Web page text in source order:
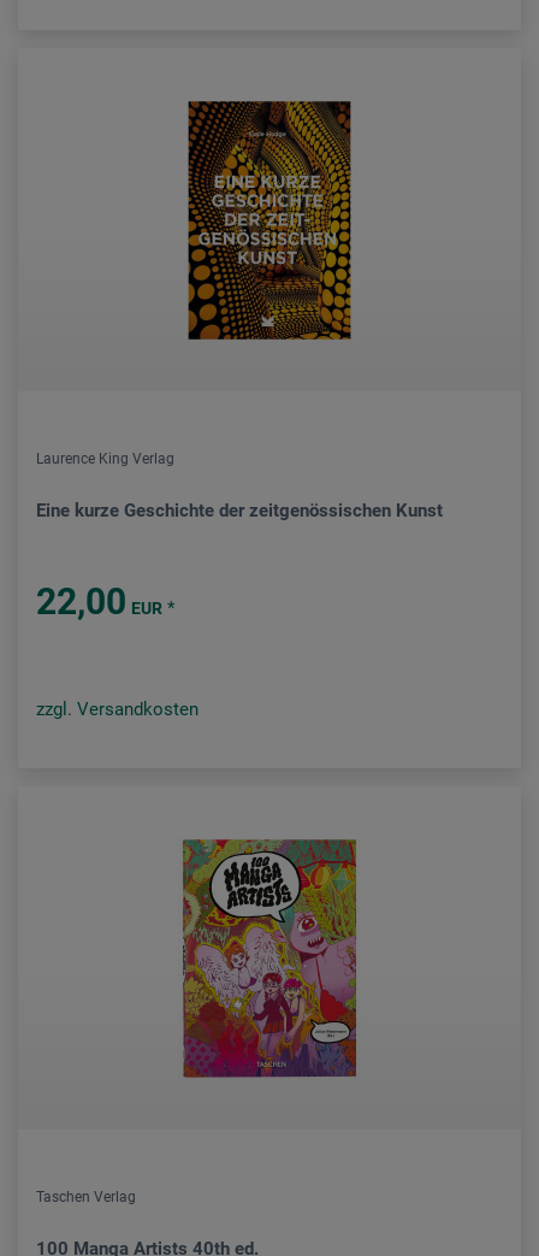
Laurence King Verlag
Eine kurze Geschichte der zeitgenössischen Kunst
22,00 EUR *
zzgl. Versandkosten
Taschen Verlag
100 Manga Artists 40th ed.